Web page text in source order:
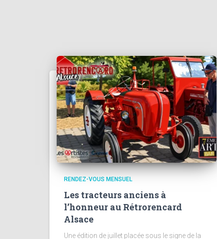
RENDEZ-VOUS MENSUEL
Les tracteurs anciens à
l’honneur au Rétrorencard
Alsace
Une édition de juillet placée sous le signe de la